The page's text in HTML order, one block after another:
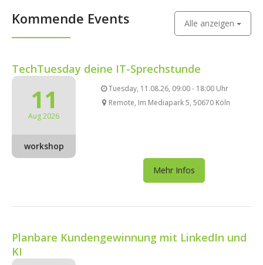
Kommende Events Alle anzeigen
TechTuesday deine IT-Sprechstunde
11
Aug 2026
workshop
Tuesday, 11.08.26, 09:00 - 18:00 Uhr
Remote, Im Mediapark 5, 50670 Köln
Mehr Infos
Planbare Kundengewinnung mit LinkedIn und
KI